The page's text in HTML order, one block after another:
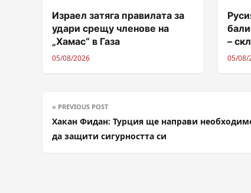
Израел затяга правилата за
удари срещу членове на
„Хамас“ в Газа
05/08/2026
–
05/08/
« PREVIOUS POST
Хакан Фидан: Турция ще направи
да защити сигурността си